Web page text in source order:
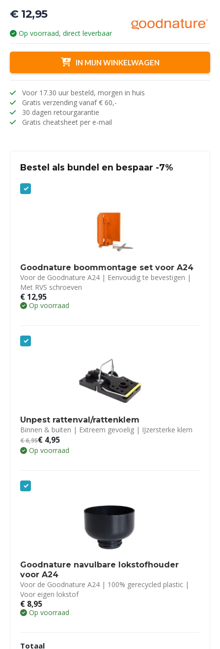
€12,95
Op voorraad, direct leverbaar
IN MIJN WINKELWAGEN
Voor 17.30 uur besteld, morgen in huis
Gratis verzending vanaf € 60,-
30 dagen retourgarantie
Gratis cheatsheet per e-mail
Bestel als bundel en bespaar -7%
Goodnature boommontage set voor A24
Voor de Goodnature A24 | Eenvoudig te bevestigen |
Met RVS schroeven
€ 12,95
Op voorraad
Unpest rattenval/rattenklem
Binnen & buiten | Extreem gevoelig | IJzersterke klem
€6,95€ 4,95
Op voorraad
Goodnature navulbare lokstofhouder
voor A24
Voor de Goodnature A24 | 100% gerecycled plastic |
Voor eigen lokstof
€ 8,95
Op voorraad
Totaal